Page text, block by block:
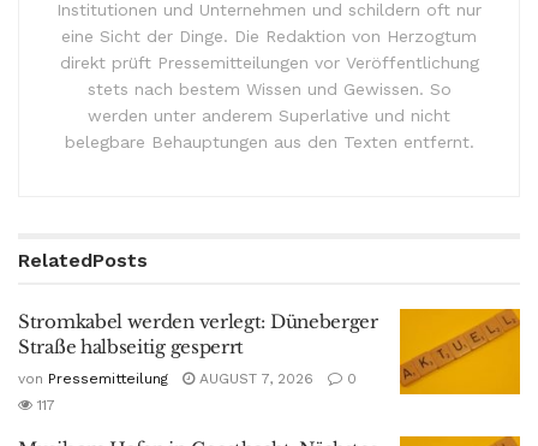
Institutionen und Unternehmen und schildern oft nur
eine Sicht der Dinge. Die Redaktion von Herzogtum
direkt prüft Pressemitteilungen vor Veröffentlichung
stets nach bestem Wissen und Gewissen. So
werden unter anderem Superlative und nicht
belegbare Behauptungen aus den Texten entfernt.
RelatedPosts
Stromkabel werden verlegt: Düneberger
Straße halbseitig gesperrt
von Pressemitteilung AUGUST 7, 2026
0
117